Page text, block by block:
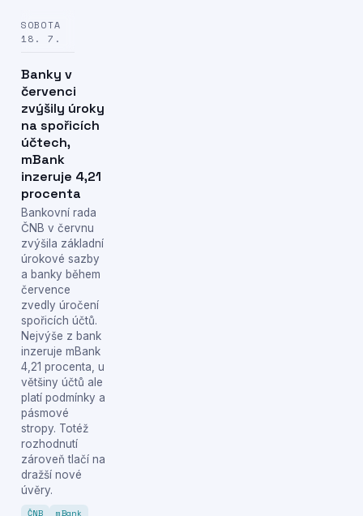
SOBOTA
18. 7.
Banky v
červenci
zvýšily úroky
na spořicích
účtech,
mBank
inzeruje 4,21
procenta
Bankovní rada
ČNB v červnu
zvýšila základní
úrokové sazby
a banky během
července
zvedly úročení
spořicích účtů.
Nejvýše z bank
inzeruje mBank
4,21 procenta, u
většiny účtů ale
platí podmínky a
pásmové
stropy. Totéž
rozhodnutí
zároveň tlačí na
dražší nové
úvěry.
ČNB mBank